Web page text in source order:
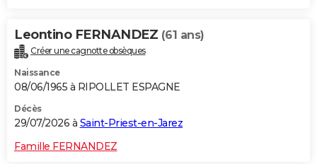
Leontino FERNANDEZ (61 ans)
Créer une cagnotte obsèques
Naissance
08/06/1965 à RIPOLLET ESPAGNE
Décès
29/07/2026 à Saint-Priest-en-Jarez
Famille FERNANDEZ